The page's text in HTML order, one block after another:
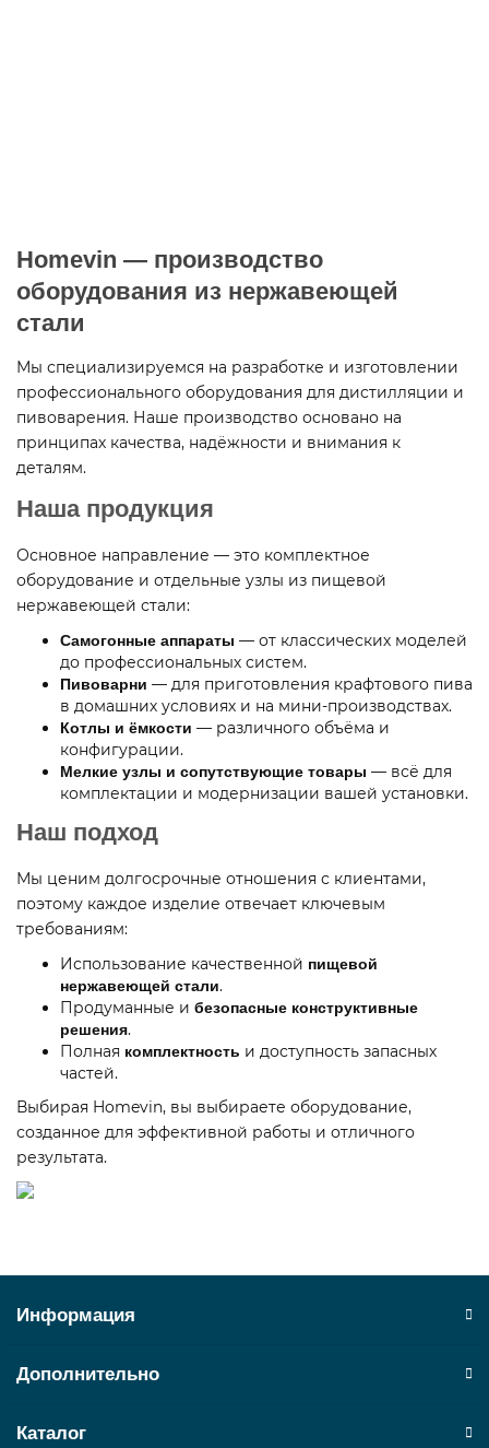
Homevin — производство
оборудования из нержавеющей
стали
Мы специализируемся на разработке и изготовлении
профессионального оборудования для дистилляции и
пивоварения. Наше производство основано на
принципах качества, надёжности и внимания к
деталям.
Наша продукция
Основное направление — это комплектное
оборудование и отдельные узлы из пищевой
нержавеющей стали:
Самогонные аппараты — от классических моделей
до профессиональных систем.
Пивоварни — для приготовления крафтового пива
в домашних условиях и на мини-производствах.
Котлы и ёмкости — различного объёма и
конфигурации.
Мелкие узлы и сопутствующие товары — всё для
комплектации и модернизации вашей установки.
Наш подход
Мы ценим долгосрочные отношения с клиентами,
поэтому каждое изделие отвечает ключевым
требованиям:
Использование качественной пищевой
нержавеющей стали.
Продуманные и безопасные конструктивные
решения.
Полная комплектность и доступность запасных
частей.
Выбирая Homevin, вы выбираете оборудование,
созданное для эффективной работы и отличного
результата.
Информация
Дополнительно
Каталог